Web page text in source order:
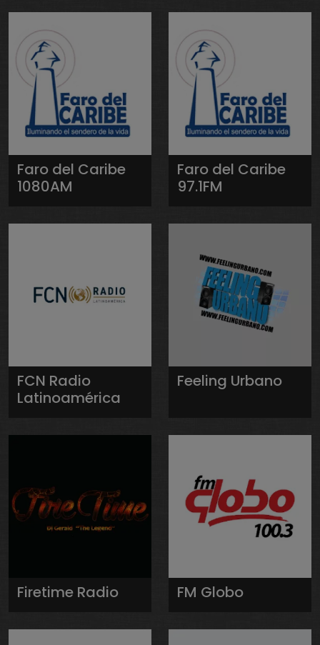
Faro del Caribe
1080AM
Faro del Caribe
97.1FM
FCN Radio
Latinoamérica
Feeling Urbano
Firetime Radio FM Globo